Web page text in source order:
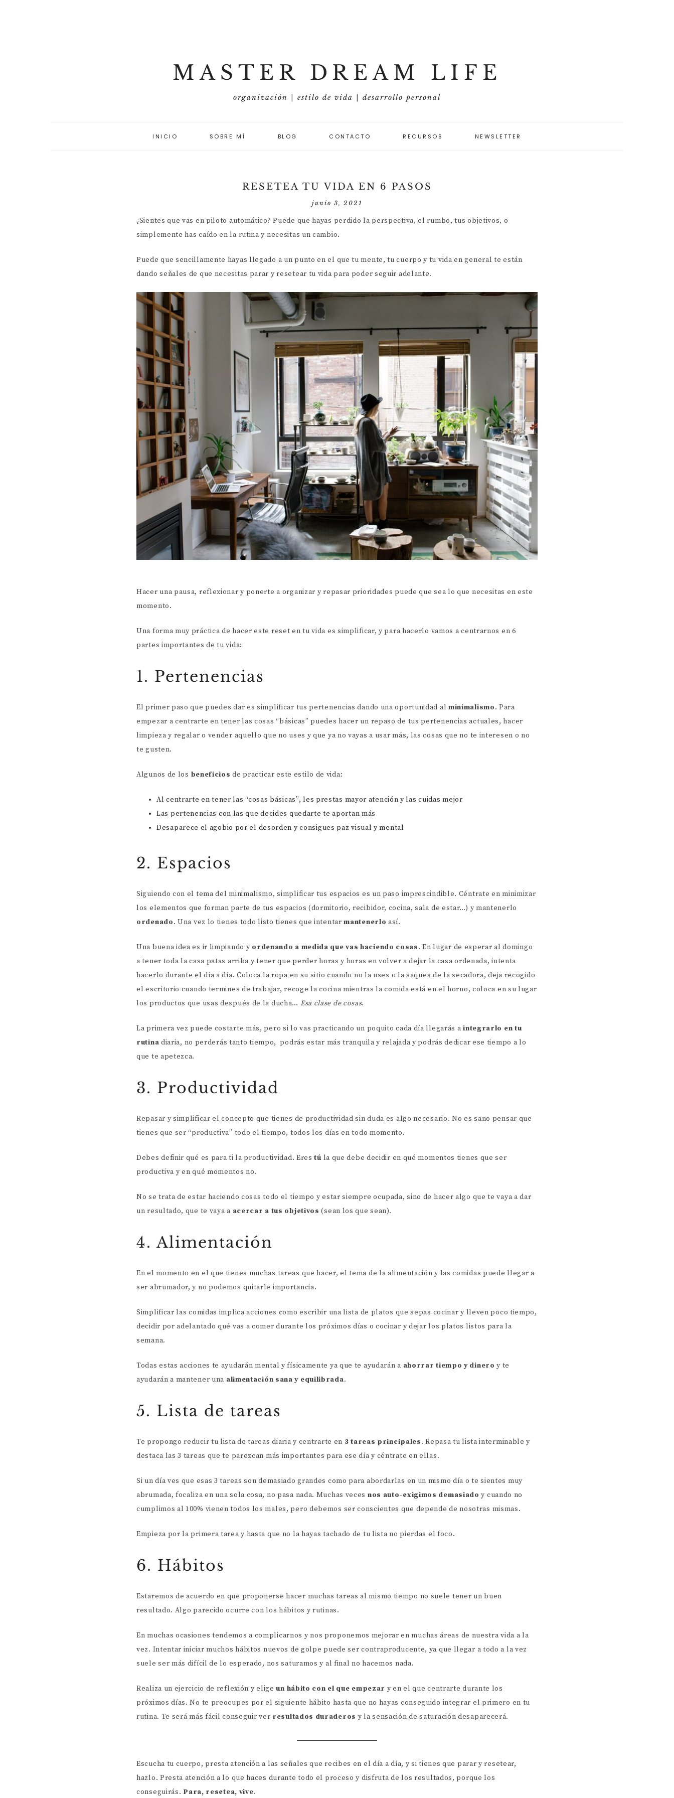
MASTER DREAM LIFE
organización | estilo de vida | desarrollo personal
INICIO SOBRE MÍ BLOG
DESARROLLO
CARRERA Y FINANZAS
CONTACTO RECURSOS NEWSLETTER
RESETEA TU VIDA EN 6 PASOS
junio 3, 2021
¿Sientes que vas en piloto automático? Puede que hayas perdido la perspectiva, el rumbo, tus objetivos, o
simplemente has caído en la rutina y necesitas un cambio.
Puede que sencillamente hayas llegado a un punto en el que tu mente, tu cuerpo y tu vida en general te están
dando señales de que necesitas parar y resetear tu vida para poder seguir adelante.
Hacer una pausa, reflexionar y ponerte a organizar y repasar prioridades puede que sea lo que necesitas en este
momento.
Una forma muy práctica de hacer este reset en tu vida es simplificar, y para hacerlo vamos a centrarnos en 6
partes importantes de tu vida:
1. Pertenencias
El primer paso que puedes dar es simplificar tus pertenencias dando una oportunidad al minimalismo. Para
empezar a centrarte en tener las cosas “básicas” puedes hacer un repaso de tus pertenencias actuales, hacer
limpieza y regalar o vender aquello que no uses y que ya no vayas a usar más, las cosas que no te interesen o no
te gusten.
Algunos de los beneficios de practicar este estilo de vida:
Al centrarte en tener las “cosas básicas”, les prestas mayor atención y las cuidas mejor
Las pertenencias con las que decides quedarte te aportan más
Desaparece el agobio por el desorden y consigues paz visual y mental
2. Espacios
Siguiendo con el tema del minimalismo, simplificar tus espacios es un paso imprescindible. Céntrate en minimizar
los elementos que forman parte de tus espacios (dormitorio, recibidor, cocina, sala de estar…) y mantenerlo
ordenado. Una vez lo tienes todo listo tienes que intentarmantenerloasí.
Una buena idea es ir limpiando y ordenando a medida que vas haciendo cosas. En lugar de esperar al domingo
a tener toda la casa patas arriba y tener que perder horas y horas en volver a dejar la casa ordenada, intenta
hacerlo durante el día a día. Coloca la ropa en su sitio cuando no la uses o la saques de la secadora, deja recogido
el escritorio cuando termines de trabajar, recoge la cocina mientras la comida está en el horno, coloca en su lugar
los productos que usas después de la ducha… Esa clase de cosas.
La primera vez puede costarte más, pero si lo vas practicando un poquito cada día llegarás a integrarlo en tu
rutina diaria, no perderás tanto tiempo, podrás estar más tranquila y relajada y podrás dedicar ese tiempo a lo
que te apetezca.
3. Productividad
Repasar y simplificar el concepto que tienes de productividad sin duda es algo necesario. No es sano pensar que
tienes que ser “productiva” todo el tiempo, todos los días en todo momento.
Debes definir qué es para ti la productividad. Erestú la que debe decidir en qué momentos tienes que ser
productiva y en qué momentos no.
No se trata de estar haciendo cosas todo el tiempo y estar siempre ocupada, sino de hacer algo que te vaya a dar
un resultado, que te vaya a acercar a tus objetivos (sean los que sean).
4. Alimentación
En el momento en el que tienes muchas tareas que hacer, el tema de la alimentación y las comidas puede llegar a
ser abrumador, y no podemos quitarle importancia.
Simplificar las comidas implica acciones como escribir una lista de platos que sepas cocinar y lleven poco tiempo,
decidir por adelantado qué vas a comer durante los próximos días o cocinar y dejar los platos listos para la
semana.
Todas estas acciones te ayudarán mental y físicamente ya que te ayudarán a ahorrar tiempo y dinero y te
ayudarán a mantener una alimentación sana y equilibrada.
5. Lista de tareas
Te propongo reducir tu lista de tareas diaria y centrarte en 3 tareas principales. Repasa tu lista interminable y
destaca las 3 tareas que te parezcan más importantes para ese día y céntrate en ellas.
Si un día ves que esas 3 tareas son demasiado grandes como para abordarlas en un mismo día o te sientes muy
abrumada, focaliza en una sola cosa, no pasa nada. Muchas veces nos auto-exigimos demasiado y cuando no
cumplimos al 100% vienen todos los males, pero debemos ser conscientes que depende de nosotras mismas.
Empieza por la primera tarea y hasta que no la hayas tachado de tu lista no pierdas el foco.
6. Hábitos
Estaremos de acuerdo en que proponerse hacer muchas tareas al mismo tiempo no suele tener un buen
resultado. Algo parecido ocurre con los hábitos y rutinas.
En muchas ocasiones tendemos a complicarnos y nos proponemos mejorar en muchas áreas de nuestra vida a la
vez. Intentar iniciar muchos hábitos nuevos de golpe puede ser contraproducente, ya que llegar a todo a la vez
suele ser más difícil de lo esperado, nos saturamos y al final no hacemos nada.
Realiza un ejercicio de reflexión y eligeun hábito con el que empezar y en el que centrarte durante los
próximos días. No te preocupes por el siguiente hábito hasta que no hayas conseguido integrar el primero en tu
rutina. Te será más fácil conseguir ver resultados duraderos y la sensación de saturación desaparecerá.
Escucha tu cuerpo, presta atención a las señales que recibes en el día a día, y si tienes que parar y resetear,
hazlo. Presta atención a lo que haces durante todo el proceso y disfruta de los resultados, porque los
conseguirás. Para, resetea, vive.